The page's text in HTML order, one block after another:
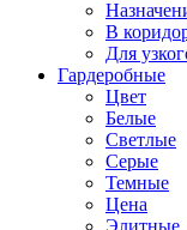
В
Для
Гардеробные
Цвет
Белые
Светлые
Серые
Темные
Цена
Элитные